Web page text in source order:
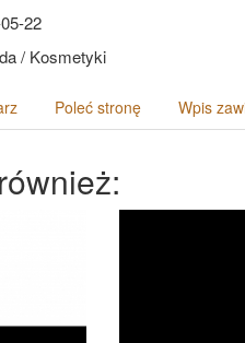
22
/ Kosmetyki
Poleć stronę Wpis